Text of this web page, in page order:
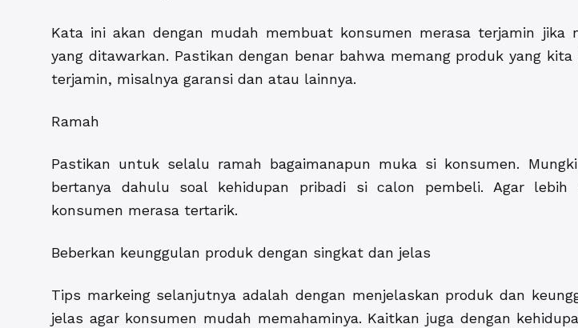
Kata ini akan dengan mudah membuat konsumen merasa terjamin jika
yang ditawarkan. Pastikan dengan benar bahwa memang produk yang
terjamin, misalnya garansi dan atau lainnya.
Ramah
Pastikan untuk selalu ramah bagaimanapun muka si konsumen.
bertanya dahulu soal kehidupan pribadi si calon pembeli. Agar
konsumen merasa tertarik.
Beberkan keunggulan produk dengan singkat dan jelas
Tips markeing selanjutnya adalah dengan menjelaskan produk dan
jelas agar konsumen mudah memahaminya. Kaitkan juga dengan